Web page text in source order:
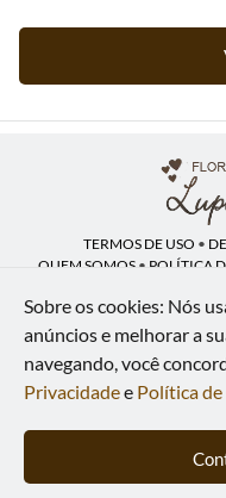
TERMOS DE USO •
QUEM SOMOS • POLÍTICA
Lupa Coração
Av. Heliópolis, 946 - Lj A -
WhatsApp: (21)
© 2024-2026 - Todos os
Sobre os cookies: Nós
anúncios e melhorar a
navegando, você
Privacidadee Política